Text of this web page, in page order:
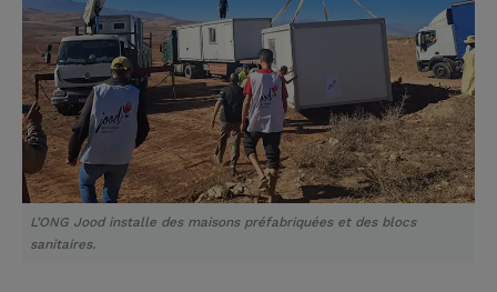
L’ONG Jood installe des maisons préfabriquées et des blocs
sanitaires.